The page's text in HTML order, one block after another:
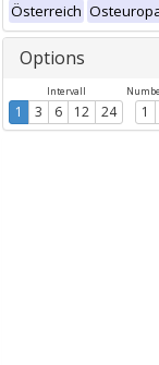
Österreich
Options
Intervall
1 3 6 12 24 1